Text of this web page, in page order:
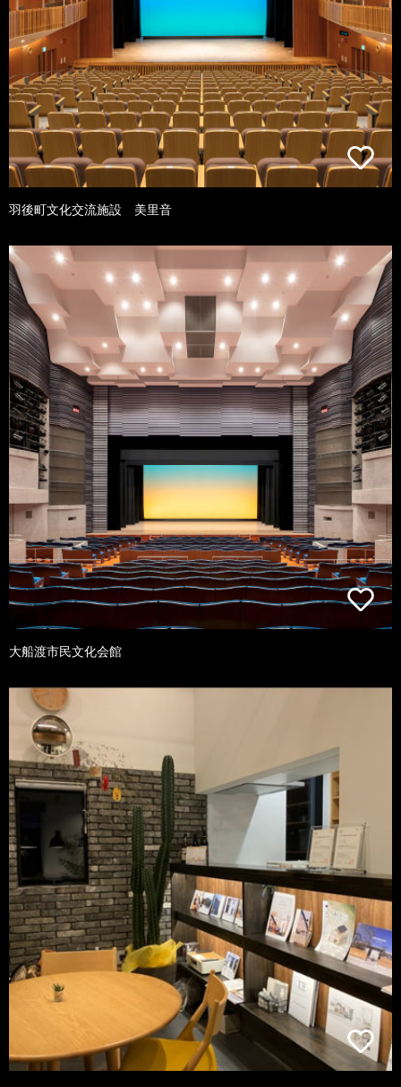
羽後町文化交流施設 美里音
大船渡市民文化会館